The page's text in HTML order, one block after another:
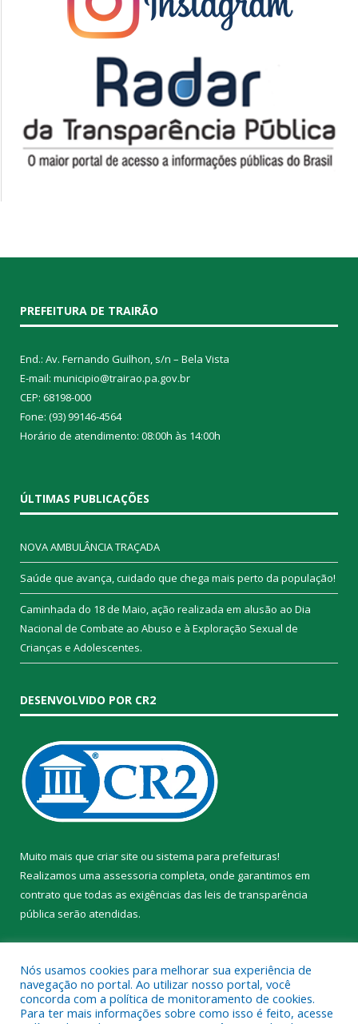
PREFEITURA DE TRAIRÃO
End.: Av. Fernando Guilhon, s/n – Bela Vista
E-mail: municipio@trairao.pa.gov.br
CEP: 68198-000
Fone: (93) 99146-4564
Horário de atendimento: 08:00h às 14:00h
ÚLTIMAS PUBLICAÇÕES
NOVA AMBULÂNCIA TRAÇADA
Saúde que avança, cuidado que chega mais perto da população!
Caminhada do 18 de Maio, ação realizada em alusão ao Dia
Nacional de Combate ao Abuso e à Exploração Sexual de
Crianças e Adolescentes.
DESENVOLVIDO POR CR2
Muito mais que criar site ou sistema para prefeituras!
Realizamos uma assessoria completa, onde garantimos em
contrato que todas as exigências das leis de transparência
pública serão atendidas.
Nós usamos cookies para melhorar sua experiência de
navegação no portal. Ao utilizar nosso portal, você
concorda com a política de monitoramento de cookies.
Para ter mais informações sobre como isso é feito, acesse